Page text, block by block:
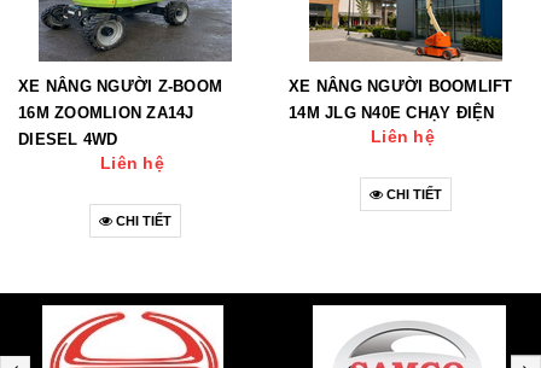
XE NÂNG NGƯỜI Z-BOOM
16M ZOOMLION ZA14J
DIESEL 4WD
Liên hệ
CHI TIẾT
XE NÂNG NGƯỜI BOOMLIFT
14M JLG N40E CHẠY ĐIỆN
Liên hệ
CHI TIẾT